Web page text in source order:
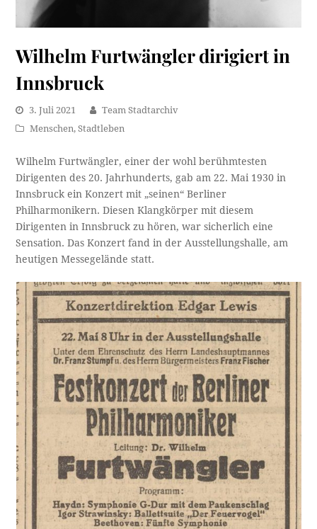
Wilhelm Furtwängler dirigiert in
Innsbruck
3. Juli 2021
Team Stadtarchiv
Menschen,Stadtleben
Wilhelm Furtwängler, einer der wohl berühmtesten
Dirigenten des 20. Jahrhunderts, gab am 22. Mai 1930 in
Innsbruck ein Konzert mit „seinen“ Berliner
Philharmonikern. Diesen Klangkörper mit diesem
Dirigenten in Innsbruck zu hören, war sicherlich eine
Sensation. Das Konzert fand in der Ausstellungshalle, am
heutigen Messegelände statt.